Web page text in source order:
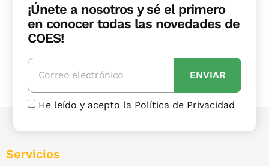
¡Únete a nosotros y sé el primero
en conocer todas las novedades de
COES!
He leído y acepto la Política de Privacidad
ENVIAR
Servicios